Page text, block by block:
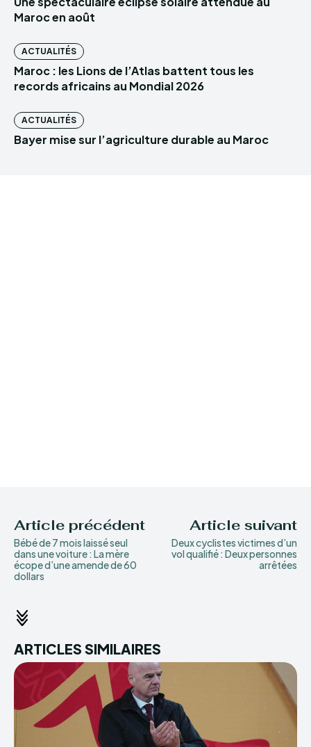
Maroc en août
ACTUALITÉS
Maroc : les Lions de l’Atlas battent tous les
records africains au Mondial 2026
ACTUALITÉS
Bayer mise sur l’agriculture durable au Maroc
Article précédent
Bébé de 7 mois laissé seul
dans une voiture : La mère
écope d’une amende de 60
dollars
Article suivant
Deux cyclistes victimes d’un
vol qualifié : Deux personnes
arrêtées
ARTICLES SIMILAIRES